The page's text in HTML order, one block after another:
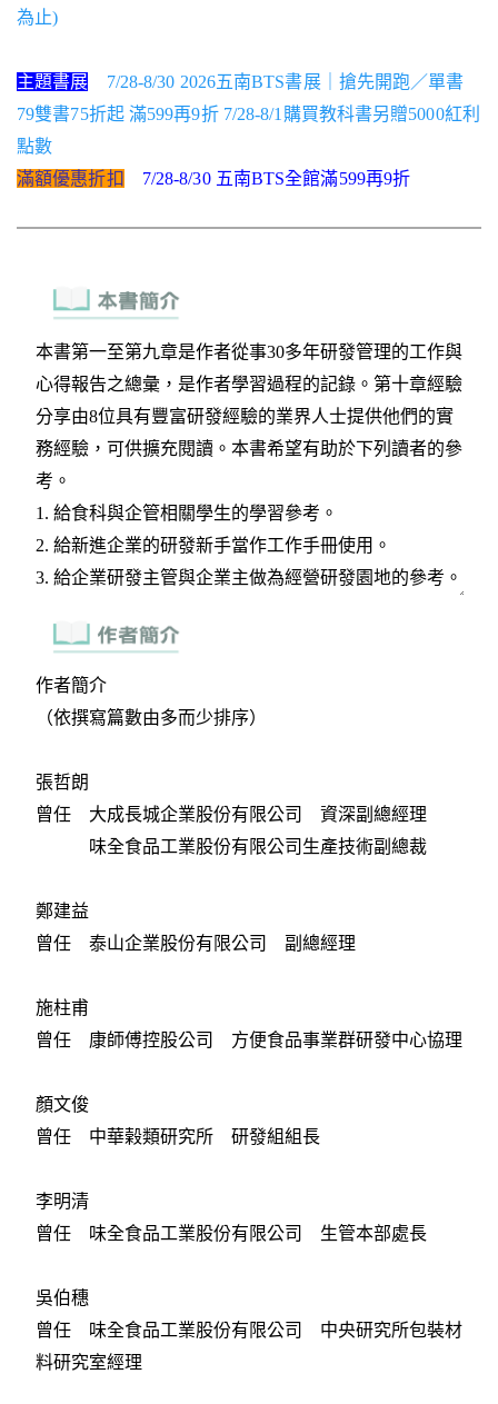
為止)
主題書展
7/28-8/30 2026五南BTS書展｜搶先開跑／單書
79雙書75折起 滿599再9折 7/28-8/1購買教科書另贈5000紅利
點數
滿額優惠折扣
7/28-8/30 五南BTS全館滿599再9折